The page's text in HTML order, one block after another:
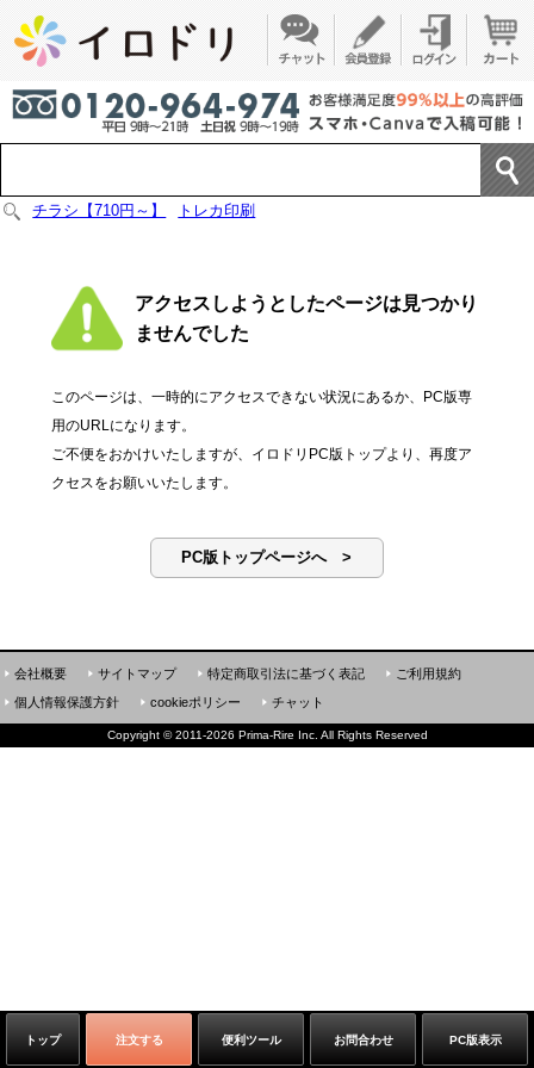
チラシ【710円～】 トレカ印刷
アクセスしようとしたページは見つかり
ませんでした
このページは、一時的にアクセスできない状況にあるか、PC版専
用のURLになります。
ご不便をおかけいたしますが、イロドリPC版トップより、再度ア
クセスをお願いいたします。
PC版トップページへ >
トップ 注文する 便利ツール お問合わせ PC版表示
会社概要 サイトマップ 特定商取引法に基づく表記
ご利用規約
個人情報保護方針
cookieポリシー チャット
Copyright ©2011-2026 Prima-Rire Inc. All Rights Reserved